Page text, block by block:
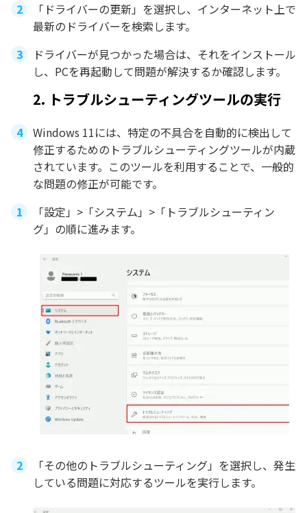
「ドライバーの更新」を選択し、インターネット上で
最新のドライバーを検索します。
ドライバーが見つかった場合は、それをインストール
し、PCを再起動して問題が解決するか確認します。
2. トラブルシューティングツールの実行
Windows 11には、特定の不具合を自動的に検出して
修正するためのトラブルシューティングツールが内蔵
されています。このツールを利用することで、一般的
な問題の修正が可能です。
「設定」>「システム」>「トラブルシューティン
グ」の順に進みます。
「その他のトラブルシューティング」を選択し、発生
している問題に対応するツールを実行します。